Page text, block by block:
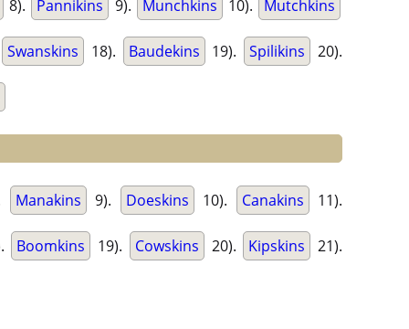
8). Pannikins 9). Munchkins 10). Mutchkins
Swanskins 18). Baudekins 19). Spilikins 20).
Manakins 9). Doeskins 10). Canakins 11).
Boomkins 19). Cowskins 20). Kipskins 21).